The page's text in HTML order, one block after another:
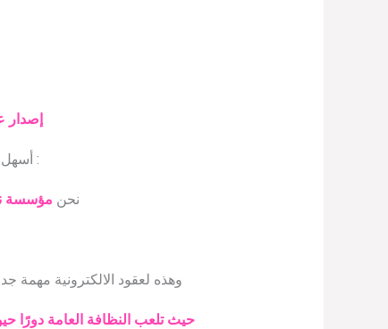
إصدار
:
نحن مؤسسة
وهذه لعقود الالكترونية مهمة
حيث تلعب النظافة العامة دورًا